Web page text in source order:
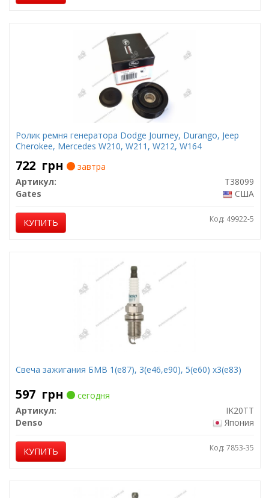
Ролик ремня генератора Dodge Journey, Durango, Jeep
Cherokee, Mercedes W210, W211, W212, W164
722 грн
завтра
Артикул:
T38099
Gates
США
КУПИТЬ Код: 49922-5
Свеча зажигания БМВ 1(е87), 3(е46,е90), 5(е60) х3(е83)
597 грн
сегодня
Артикул:
IK20TT
Denso
Япония
КУПИТЬ Код: 7853-35